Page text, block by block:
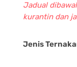
Jadual
kurantin dan
Jenis